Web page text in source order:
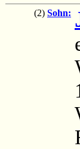
(2) Sohn: